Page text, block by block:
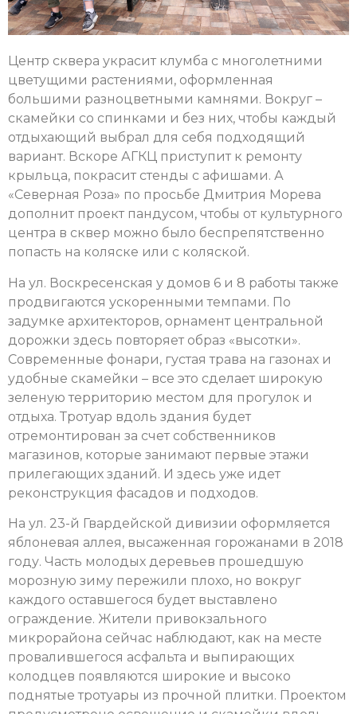
Центр сквера украсит клумба с многолетними
цветущими растениями, оформленная
большими разноцветными камнями. Вокруг –
скамейки со спинками и без них, чтобы каждый
отдыхающий выбрал для себя подходящий
вариант. Вскоре АГКЦ приступит к ремонту
крыльца, покрасит стенды с афишами. А
«Северная Роза» по просьбе Дмитрия Морева
дополнит проект пандусом, чтобы от культурного
центра в сквер можно было беспрепятственно
попасть на коляске или с коляской.
На ул. Воскресенская у домов 6 и 8 работы также
продвигаются ускоренными темпами. По
задумке архитекторов, орнамент центральной
дорожки здесь повторяет образ «высотки».
Современные фонари, густая трава на газонах и
удобные скамейки – все это сделает широкую
зеленую территорию местом для прогулок и
отдыха. Тротуар вдоль здания будет
отремонтирован за счет собственников
магазинов, которые занимают первые этажи
прилегающих зданий. И здесь уже идет
реконструкция фасадов и подходов.
На ул. 23-й Гвардейской дивизии оформляется
яблоневая аллея, высаженная горожанами в 2018
году. Часть молодых деревьев прошедшую
морозную зиму пережили плохо, но вокруг
каждого оставшегося будет выставлено
ограждение. Жители привокзального
микрорайона сейчас наблюдают, как на месте
провалившегося асфальта и выпирающих
колодцев появляются широкие и высоко
поднятые тротуары из прочной плитки. Проектом